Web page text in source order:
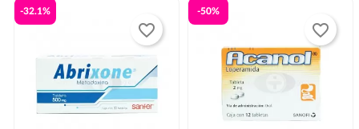
-32.1%
favorite_border
-50%
favorite_border